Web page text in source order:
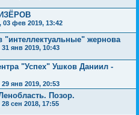
03 фев 2019, 13:42
"интеллектуальные" жернова
31 янв 2019, 10:43
"Успех" Ушков Даниил -
29 янв 2019, 20:53
Позор.
28 сен 2018, 17:55